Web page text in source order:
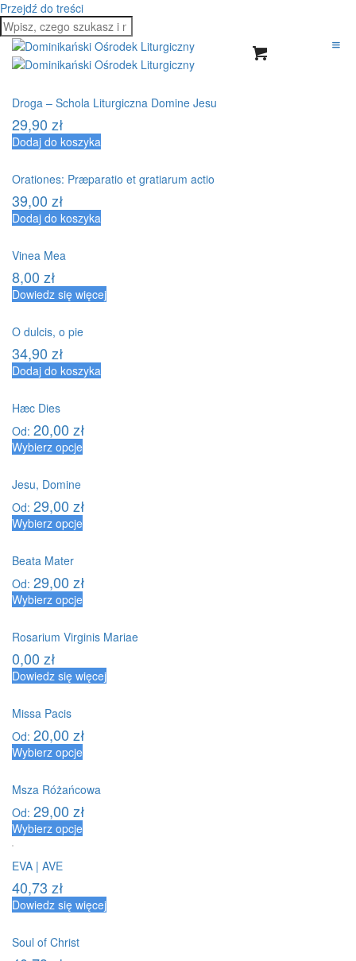
Przejdź do treści
Droga – Schola Liturgiczna Domine Jesu
29,90 zł
Dodaj do koszyka
Orationes: Præparatio et gratiarum actio
39,00 zł
Dodaj do koszyka
Vinea Mea
8,00 zł
Dowiedz się więcej
O dulcis, o pie
34,90 zł
Dodaj do koszyka
Hæc Dies
Od: 20,00 zł
Wybierz opcje
Jesu, Domine
Od: 29,00 zł
Wybierz opcje
Beata Mater
Od: 29,00 zł
Wybierz opcje
Rosarium Virginis Mariae
0,00 zł
Dowiedz się więcej
Missa Pacis
Od: 20,00 zł
Wybierz opcje
Msza Różańcowa
Od: 29,00 zł
Wybierz opcje
EVA | AVE
40,73 zł
Dowiedz się więcej
Soul of Christ